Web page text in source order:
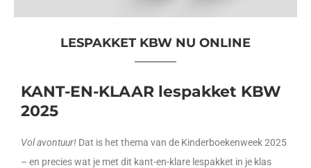
LESPAKKET KBW NU ONLINE
KANT-EN-KLAAR lespakket KBW
2025
Vol avontuur! Dat is het thema van de Kinderboekenweek 2025
– en precies wat je met dit kant-en-klare lespakket in je klas